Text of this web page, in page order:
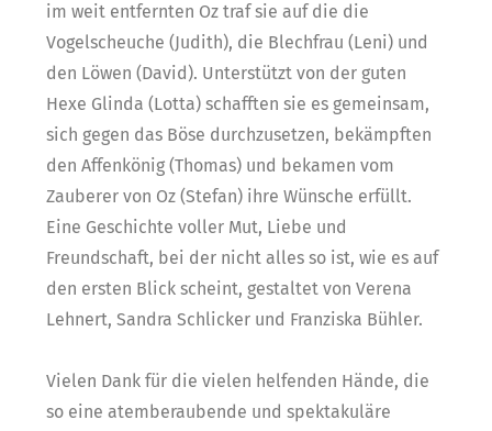
im weit entfernten Oz traf sie auf die die
Vogelscheuche (Judith), die Blechfrau (Leni) und
den Löwen (David). Unterstützt von der guten
Hexe Glinda (Lotta) schafften sie es gemeinsam,
sich gegen das Böse durchzusetzen, bekämpften
den Affenkönig (Thomas) und bekamen vom
Zauberer von Oz (Stefan) ihre Wünsche erfüllt.
Eine Geschichte voller Mut, Liebe und
Freundschaft, bei der nicht alles so ist, wie es auf
den ersten Blick scheint, gestaltet von Verena
Lehnert, Sandra Schlicker und Franziska Bühler.
Vielen Dank für die vielen helfenden Hände, die
so eine atemberaubende und spektakuläre